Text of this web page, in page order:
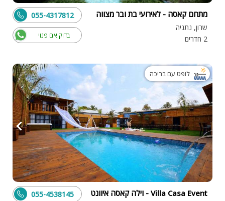
מתחם קאסה - לאירועי בת ובר מצווה
שרון, נתניה
2 חדרים
בדוק אם פנוי
055-4317812
לופט עם בריכה
Villa Casa Event - וילה קאסה איוונט 055-4538145